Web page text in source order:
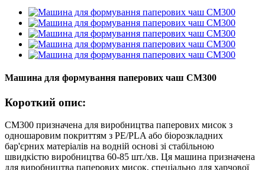
Машина для формування паперових чаш CM300
Короткий опис:
CM300 призначена для виробництва паперових мисок з
одношаровим покриттям з PE/PLA або біорозкладних
бар'єрних матеріалів на водній основі зі стабільною
швидкістю виробництва 60-85 шт./хв. Ця машина призначена
для виробництва паперових мисок, спеціально для харчової